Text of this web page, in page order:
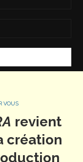
VOUS
revient
création